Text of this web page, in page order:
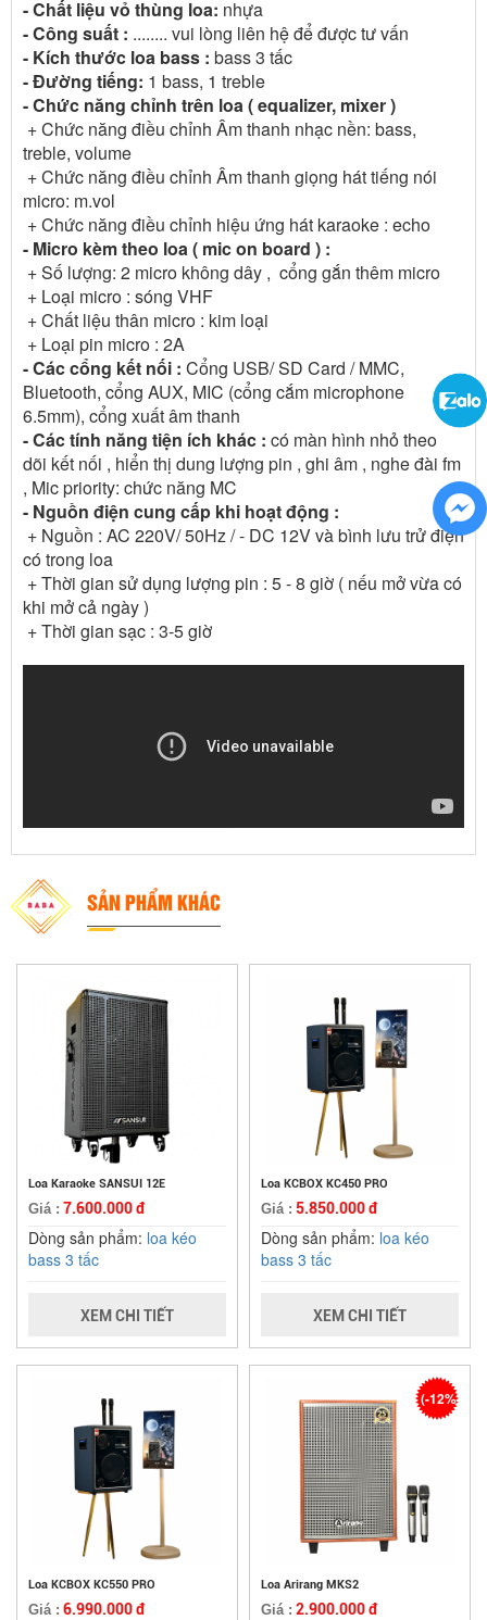
- Chất liệu vỏ thùng loa: nhựa
- Công suất : ........ vui lòng liên hệ để được tư vấn
- Kích thước loa bass : bass 3 tấc
- Đường tiếng: 1 bass, 1 treble
- Chức năng chỉnh trên loa ( equalizer, mixer )
+ Chức năng điều chỉnh Âm thanh nhạc nền: bass,
treble, volume
+ Chức năng điều chỉnh Âm thanh giọng hát tiếng nói
micro: m.vol
+ Chức năng điều chỉnh hiệu ứng hát karaoke : echo
- Micro kèm theo loa ( mic on board ) :
+ Số lượng: 2 micro không dây , cổng gắn thêm micro
+ Loại micro : sóng VHF
+ Chất liệu thân micro : kim loại
+ Loại pin micro : 2A
- Các cổng kết nối : Cổng USB/ SD Card / MMC,
Bluetooth, cổng AUX, MIC (cổng cắm microphone
6.5mm), cổng xuất âm thanh
- Các tính năng tiện ích khác : có màn hình nhỏ theo
dõi kết nối , hiển thị dung lượng pin , ghi âm , nghe đài fm
, Mic priority: chức năng MC
- Nguồn điện cung cấp khi hoạt động :
+ Nguồn : AC 220V/ 50Hz / - DC 12V và bình lưu trử điện
có trong loa
+ Thời gian sử dụng lượng pin : 5 - 8 giờ ( nếu mở vừa có
khi mở cả ngày )
+ Thời gian sạc : 3-5 giờ
SẢN PHẨM KHÁC
Loa Karaoke SANSUI 12E
Giá : 7.600.000 đ
Dòng sản phẩm: loa kéo
bass 3 tấc
XEM CHI TIẾT
Loa KCBOX KC450 PRO
Giá : 5.850.000 đ
Dòng sản phẩm: loa kéo
bass 3 tấc
XEM CHI TIẾT
Loa KCBOX KC550 PRO
Giá : 6.990.000 đ
Loa Arirang MKS2
Giá : 2.900.000 đ
(-12%)